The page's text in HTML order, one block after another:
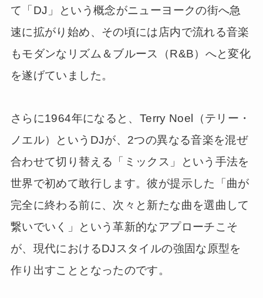
て「DJ」という概念がニューヨークの街へ急
速に拡がり始め、その頃には店内で流れる音楽
もモダンなリズム＆ブルース（R&B）へと変化
を遂げていました。
さらに1964年になると、Terry Noel（テリー・
ノエル）というDJが、2つの異なる音楽を混ぜ
合わせて切り替える「ミックス」という手法を
世界で初めて敢行します。彼が提示した「曲が
完全に終わる前に、次々と新たな曲を選曲して
繋いでいく」という革新的なアプローチこそ
が、現代におけるDJスタイルの強固な原型を
作り出すこととなったのです。